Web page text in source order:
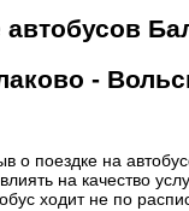
автобусов
-
о поездке на
на качество
ходит не по